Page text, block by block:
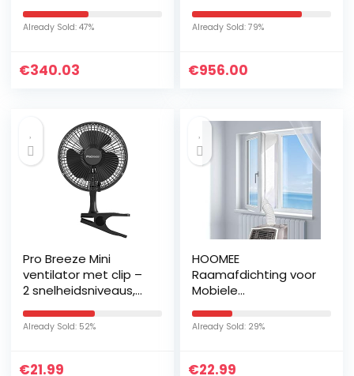
temperatuur van 60-
incl. convectie en grill,
Already Sold: 47%
€340.03
Already Sold: 79%
€956.00
Pro Breeze Mini
ventilator met clip –
2 snelheidsniveaus,
stabiele klem –
kantoor of thuis in de
Already Sold: 52%
€21.99
HOOMEE
Raamafdichting voor
Mobiele
Airconditioners,
Heteluchtstop voor
Already Sold: 29%
€22.99